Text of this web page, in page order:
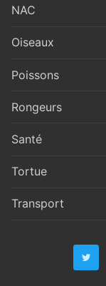
NAC
Oiseaux
Poissons
Rongeurs
Santé
Tortue
Transport